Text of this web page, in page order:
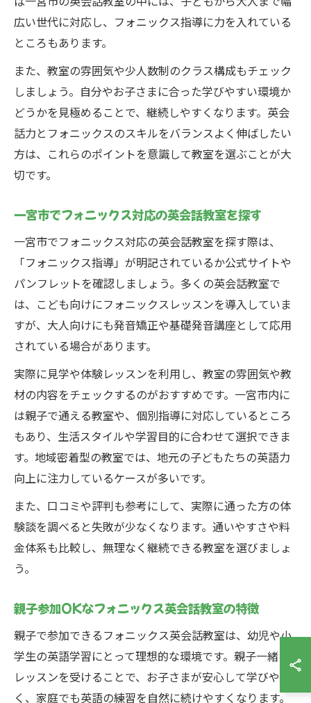
広い世代に対応し、フォニックス指導に力を入れている
ところもあります。
また、教室の雰囲気や少人数制のクラス構成もチェック
しましょう。自分やお子さまに合った学びやすい環境か
どうかを見極めることで、継続しやすくなります。英会
話力とフォニックスのスキルをバランスよく伸ばしたい
方は、これらのポイントを意識して教室を選ぶことが大
切です。
一宮市でフォニックス対応の英会話教室を探す
一宮市でフォニックス対応の英会話教室を探す際は、
「フォニックス指導」が明記されているか公式サイトや
パンフレットを確認しましょう。多くの英会話教室で
は、こども向けにフォニックスレッスンを導入していま
すが、大人向けにも発音矯正や基礎発音講座として応用
されている場合があります。
実際に見学や体験レッスンを利用し、教室の雰囲気や教
材の内容をチェックするのがおすすめです。一宮市内に
は親子で通える教室や、個別指導に対応しているところ
もあり、生活スタイルや学習目的に合わせて選択できま
す。地域密着型の教室では、地元の子どもたちの英語力
向上に注力しているケースが多いです。
また、口コミや評判も参考にして、実際に通った方の体
験談を調べると失敗が少なくなります。通いやすさや料
金体系も比較し、無理なく継続できる教室を選びましょ
う。
親子参加OKなフォニックス英会話教室の特徴
親子で参加できるフォニックス英会話教室は、幼児や小
学生の英語学習にとって理想的な環境です。親子一緒に
レッスンを受けることで、お子さまが安心して学びやす
く、家庭でも英語の練習を自然に続けやすくなります。